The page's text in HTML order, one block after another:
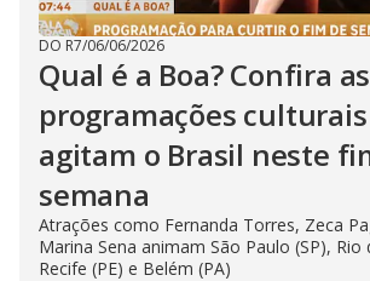
DO R7/06/06/2026
Qual é a Boa? Confira as
programações
agitam o Brasil neste
semana
Atrações como Fernanda Torres, Zeca
Marina Sena animam São Paulo (SP), Rio
Recife (PE) e Belém (PA)